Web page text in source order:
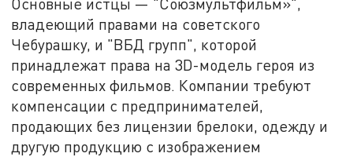
Основные истцы — "Союзмультфильм»",
владеющий правами на советского
Чебурашку, и "ВБД групп", которой
принадлежат права на 3D-модель героя из
современных фильмов. Компании требуют
компенсации с предпринимателей,
продающих без лицензии брелоки, одежду и
другую продукцию с изображением